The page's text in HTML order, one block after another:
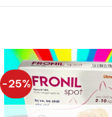
-25%